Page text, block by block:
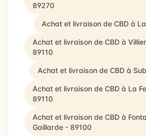
89270
Achat et livraison de CBD à
Achat et livraison de CBD à
89110
Achat et livraison de CBD à
Achat et livraison de CBD à La
89110
Achat et livraison de CBD à
Gaillarde - 89100